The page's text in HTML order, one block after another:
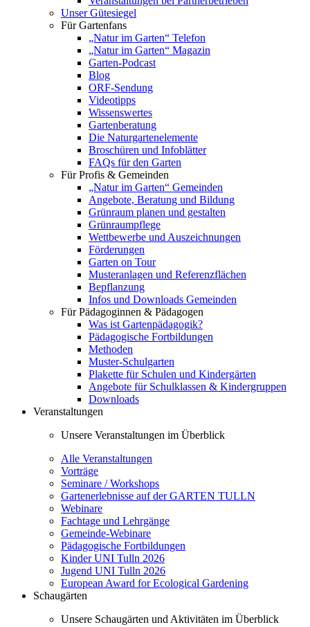
Unser Gütesiegel
Für Gartenfans
„Natur im Garten“ Telefon
„Natur im Garten“ Magazin
Garten-Podcast
Blog
ORF-Sendung
Videotipps
Wissenswertes
Gartenberatung
Die Naturgartenelemente
Broschüren und Infoblätter
FAQs für den Garten
Für Profis & Gemeinden
„Natur im Garten“ Gemeinden
Angebote, Beratung und Bildung
Grünraum planen und gestalten
Grünraumpflege
Wettbewerbe und Auszeichnungen
Förderungen
Garten on Tour
Musteranlagen und Referenzflächen
Bepflanzung
Infos und Downloads Gemeinden
Für Pädagoginnen & Pädagogen
Was ist Gartenpädagogik?
Pädagogische Fortbildungen
Methoden
Muster-Schulgarten
Plakette für Schulen und Kindergärten
Angebote für Schulklassen & Kindergruppen
Downloads
Veranstaltungen
Unsere Veranstaltungen im Überblick
Alle Veranstaltungen
Vorträge
Seminare / Workshops
Gartenerlebnisse auf der GARTEN TULLN
Webinare
Fachtage und Lehrgänge
Gemeinde-Webinare
Pädagogische Fortbildungen
Kinder UNI Tulln 2026
Jugend UNI Tulln 2026
European Award for Ecological Gardening
Schaugärten
Unsere Schaugärten und Aktivitäten im Überblick